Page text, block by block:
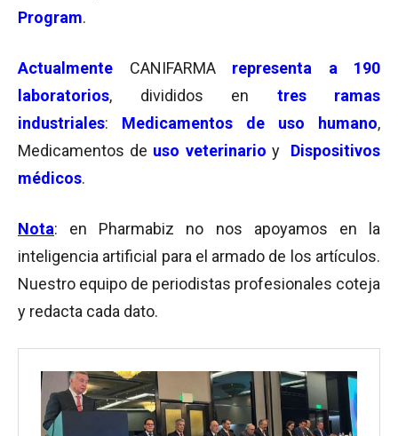
Program.
Actualmente CANIFARMA representa a 190
laboratorios, divididos en
tres ramas
industriales: Medicamentos de uso humano,
Medicamentos de uso veterinario y Dispositivos
médicos.
Nota: en Pharmabiz no nos apoyamos en la
inteligencia artificial para el armado de los artículos.
Nuestro equipo de periodistas profesionales coteja
y redacta cada dato.